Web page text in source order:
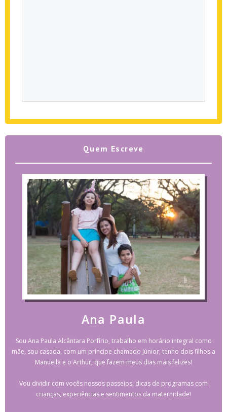
Quem Escreve
Ana Paula
Sou Ana Paula Alcântara Porfírio, trabalho em horário integral como
mãe, sou casada, com um príncipe chamado Júnior, tenho dois filhos a
Manuella e o Arthur, que fazem meus dias mais felizes!
Vou dividir com vocês nossos passeios, dicas de programas com
crianças, experiências e sentimentos da maternidade!